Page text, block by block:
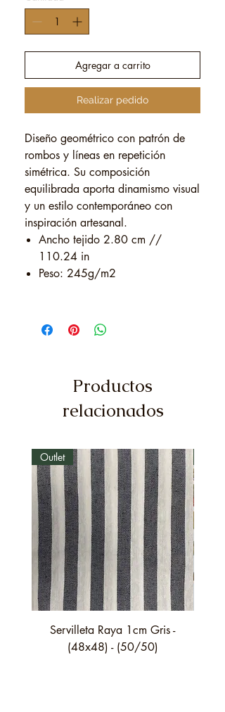
Agregar a carrito
Realizar pedido
Diseño geométrico con patrón de
rombos y líneas en repetición
simétrica. Su composición
equilibrada aporta dinamismo visual
y un estilo contemporáneo con
inspiración artesanal.
Ancho tejido 2.80 cm //
110.24 in
Peso: 245g/m2
Productos
relacionados
Outlet
Servilleta Raya 1cm Gris -
(48x48) - (50/50)